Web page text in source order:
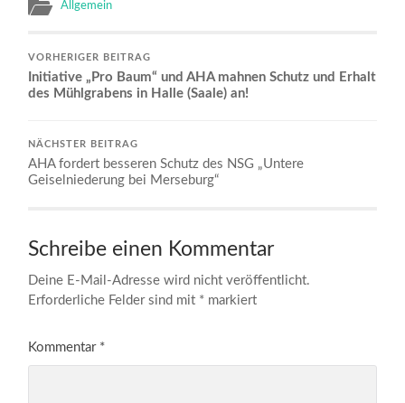
Allgemein
VORHERIGER BEITRAG
Initiative „Pro Baum“ und AHA mahnen Schutz und Erhalt
des Mühlgrabens in Halle (Saale) an!
NÄCHSTER BEITRAG
AHA fordert besseren Schutz des NSG „Untere
Geiselniederung bei Merseburg“
Schreibe einen Kommentar
Deine E-Mail-Adresse wird nicht veröffentlicht.
Erforderliche Felder sind mit * markiert
Kommentar *